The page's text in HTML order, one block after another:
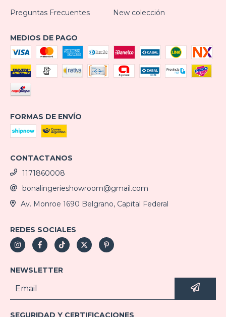
Preguntas Frecuentes New colección
MEDIOS DE PAGO
FORMAS DE ENVÍO
CONTACTANOS
1171860008
bonalingerieshowroom@gmail.com
Av. Monroe 1690 Belgrano, Capital Federal
REDES SOCIALES
NEWSLETTER
SEGURIDAD Y CERTIFICACIONES